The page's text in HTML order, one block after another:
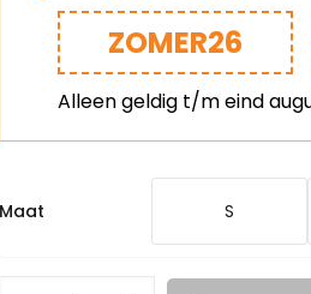
ZOMER26
Alleen geldig t/m eind
Maat S